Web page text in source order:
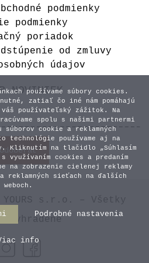
podmienky
podmienky
poriadok
od zmluvy
údajov
NOVINIEK
vyhradené
používame súbory cookies.
zatiaľ čo iné nám pomáhajú
používateľský zážitok. Na
spolu s našimi partnermi
súborov cookie a reklamných
používame aj na
Kliknutím na tlačidlo „Súhlasím
využívaním cookies a predaním
na zobrazenie cielenej reklamy
reklamných sieťach na ďalších
weboch.
Podrobné nastavenia
info